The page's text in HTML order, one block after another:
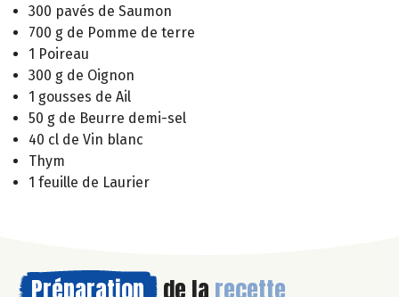
300 pavés de Saumon
700 g de Pomme de terre
1 Poireau
300 g de Oignon
1 gousses de Ail
50 g de Beurre demi-sel
40 cl de Vin blanc
Thym
1 feuille de Laurier